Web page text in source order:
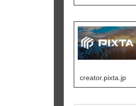
creator.pixta.jp